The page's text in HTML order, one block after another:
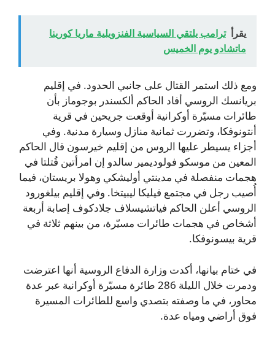
يقرأ ترامب يلتقي السياسية الفنزويلية ماريا كورينا
ماتشادو يوم الخميس
ومع ذلك استمر القتال على جانبي الحدود. في إقليم
بريانسك الروسي أفاد الحاكم ألكسندر بوجوماز بأن
طائرات مسيّرة أوكرانية أوقعت جريحين في قرية
أنتونوفكا، وتضررت ثمانية منازل وسيارة مدنية. وفي
أجزاء يسيطر عليها الروس من إقليم خيرسون قال الحاكم
المعين من موسكو فولوديمير سالدو إن امرأتين قُتلتا في
هجمات منفصلة في مدينتي أوليشكي وهولا بريستان، فيما
أُصيب رجل في مجتمع فيليكا ليبيتخا. وفي إقليم بيلغورود
الروسي أعلن الحاكم فياتشيسلاف جلادكوف إصابة أربعة
أشخاص في هجمات طائرات مسيّرة، من بينهم ثلاثة في
قرية بيسونوفكا.
في ختام بيانها، أكدت وزارة الدفاع الروسية أنها اعترضت
ودمرت خلال الليلة 286 طائرة مسيّرة أوكرانية عبر عدة
محاور، في ما وصفته بتصدي واسع للطائرات المسيرة
فوق أراضي ومياه عدة.